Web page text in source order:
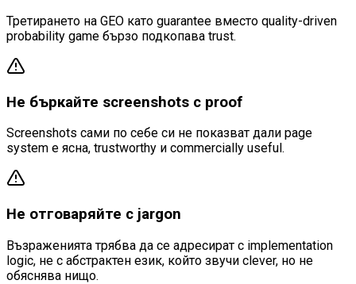
Третирането на GEO като guarantee вместо quality-driven
probability game бързо подкопава trust.
Не бъркайте screenshots с proof
Screenshots сами по себе си не показват дали page
system е ясна, trustworthy и commercially useful.
Не отговаряйте с jargon
Възраженията трябва да се адресират с implementation
logic, не с абстрактен език, който звучи clever, но не
обяснява нищо.